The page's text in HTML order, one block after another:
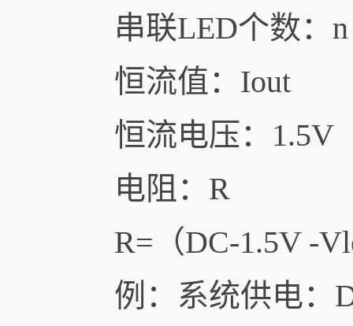
串联LED个数：n
恒流值：Iout
恒流电压：1.5V
电阻：R
R=（DC-1.5V -
例：系统供电：